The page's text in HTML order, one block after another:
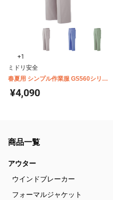
+1
ミドリ安全
春夏用 シンプル作業服 GS560シリー
ズ カーゴスラックス
¥4,090
商品一覧
アウター
ウインドブレーカー
フォーマルジャケット